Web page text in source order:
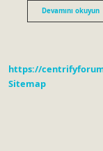
Devamını okuyun
https://
Sitemap